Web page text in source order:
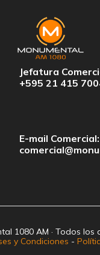
Jefatura
+595 21 415
E-mail Comercial:
1080 AM · Todos los
y Condiciones -